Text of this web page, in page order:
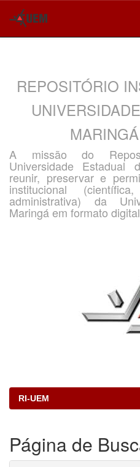
REPOSITÓRIO
A missão do
Universidade Estadual
reunir, preservar e
institucional
administrativa) da
Maringá em formato
RI-UEM
Página de